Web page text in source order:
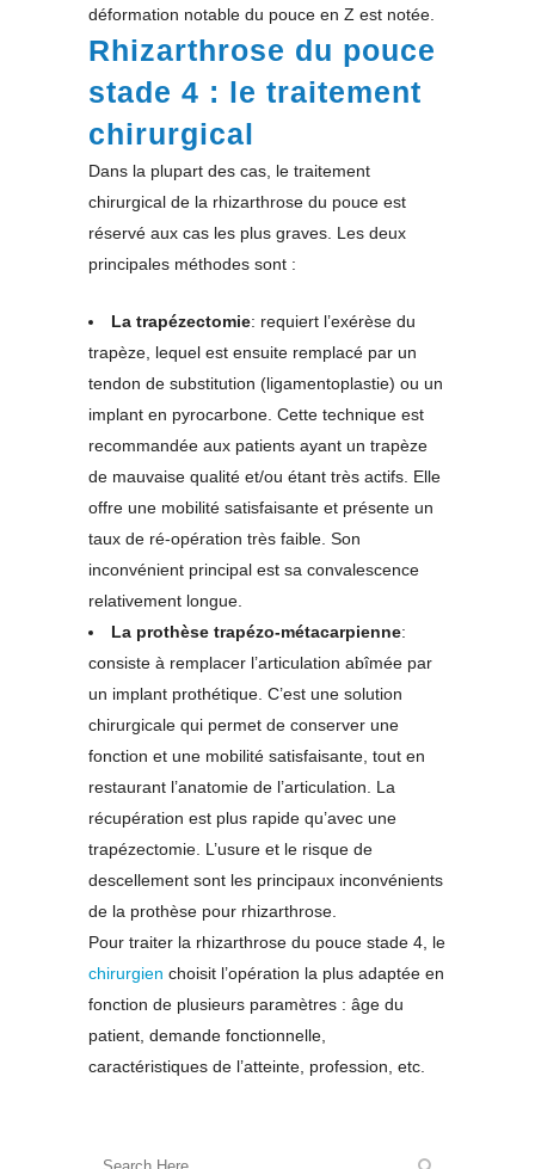
déformation notable du pouce en Z est notée.
Rhizarthrose du pouce
stade 4 : le traitement
chirurgical
Dans la plupart des cas, le traitement
chirurgical de la rhizarthrose du pouce est
réservé aux cas les plus graves. Les deux
principales méthodes sont :
La trapézectomie: requiert l’exérèse du
trapèze, lequel est ensuite remplacé par un
tendon de substitution (ligamentoplastie) ou un
implant en pyrocarbone. Cette technique est
recommandée aux patients ayant un trapèze
de mauvaise qualité et/ou étant très actifs. Elle
offre une mobilité satisfaisante et présente un
taux de ré-opération très faible. Son
inconvénient principal est sa convalescence
relativement longue.
La prothèse trapézo-métacarpienne:
consiste à remplacer l’articulation abîmée par
un implant prothétique. C’est une solution
chirurgicale qui permet de conserver une
fonction et une mobilité satisfaisante, tout en
restaurant l’anatomie de l’articulation. La
récupération est plus rapide qu’avec une
trapézectomie. L’usure et le risque de
descellement sont les principaux inconvénients
de la prothèse pour rhizarthrose.
Pour traiter la rhizarthrose du pouce stade 4, le
chirurgien choisit l’opération la plus adaptée en
fonction de plusieurs paramètres : âge du
patient, demande fonctionnelle,
caractéristiques de l’atteinte, profession, etc.